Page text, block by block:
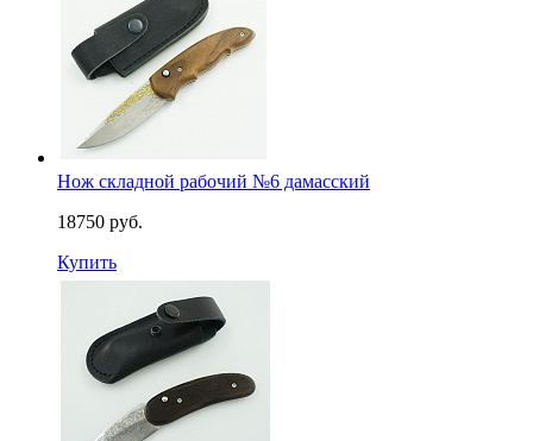
Нож складной рабочий №6 дамасский
18750 руб.
Купить